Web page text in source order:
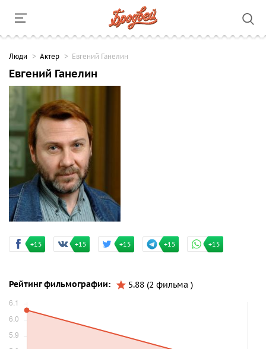
Люди Актер Евгений Ганелин
Евгений Ганелин
+15 +15 +15 +15 +15
Рейтинг фильмографии: 5.88 (2 фильма )